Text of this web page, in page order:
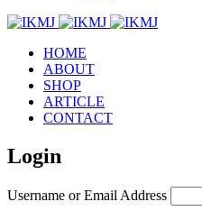
HOME
ABOUT
SHOP
ARTICLE
CONTACT
Login
Username or Email Address